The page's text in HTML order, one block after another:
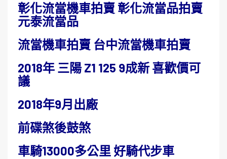
彰化流當機車拍賣 彰化流當品拍賣
元泰流當品
流當機車拍賣 台中流當機車拍賣
2018年 三陽 Z1 125 9成新 喜歡價可
議
2018年9月出廠
前碟煞後鼓煞
車騎13000多公里 好騎代步車